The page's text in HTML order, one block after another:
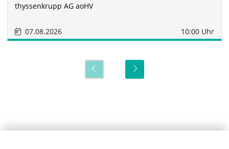
thyssenkrupp AG aoHV
07.08.2026 10:00 Uhr